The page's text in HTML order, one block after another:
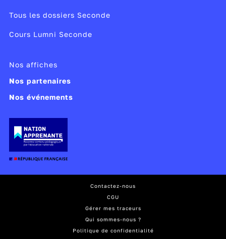
Tous les dossiers Seconde
Cours Lumni Seconde
Nos affiches
Nos partenaires
Nos événements
Contactez-nous
CGU
Gérer mes traceurs
Qui sommes-nous ?
Politique de confidentialité